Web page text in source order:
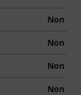
Non
Non
Non
Non